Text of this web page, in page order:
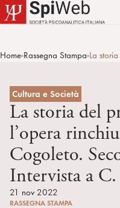
Home>Rassegna Stampa>La
Cultura e Società
La storia del
l’opera
Cogoleto.
Intervista a
21 nov 2022
RASSEGNA STAMPA